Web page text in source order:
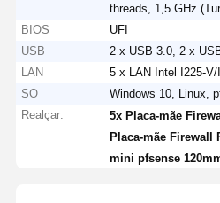
threads, 1,5 GHz
BIOS
UFI
USB
2 x USB 3.0, 2 x
LAN
5 x LAN Intel I225-
SO
Windows 10, Linux,
Realçar:
5x Placa-mãe
Placa-mãe Firewall
mini pfsense